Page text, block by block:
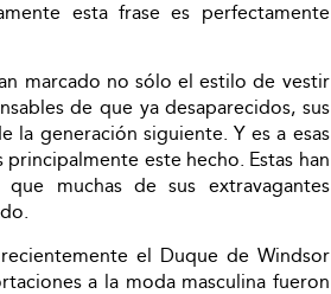
esta frase es perfectamente
marcado no sólo el estilo de vestir
de que ya desaparecidos, sus
la generación siguiente. Y es a esas
este hecho. Estas han
muchas de sus extravagantes
el Duque de Windsor
a la moda masculina fueron